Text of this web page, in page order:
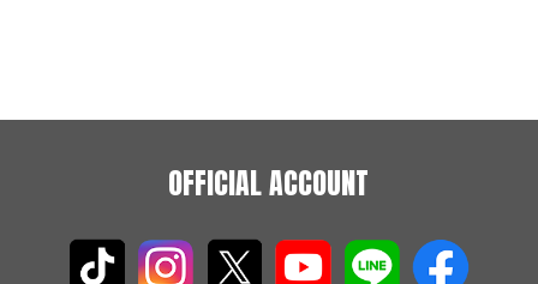
OFFICIAL ACCOUNT